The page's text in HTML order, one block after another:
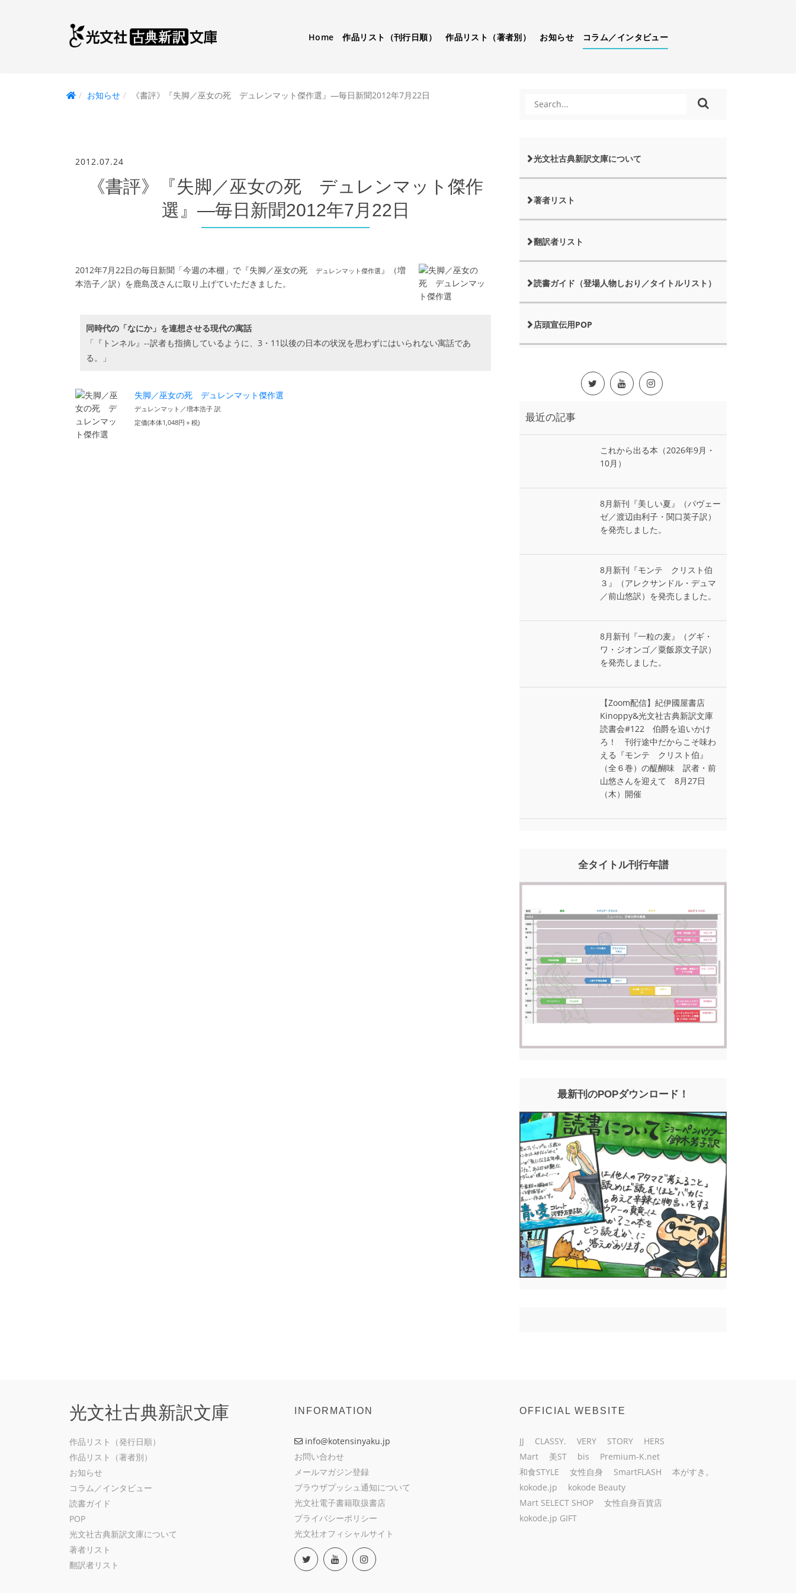
Home 作品リスト（刊行日順） 作品リスト（著者別） お知らせ コラム／インタビュー
お知らせ 《書評》『失脚／巫女の死 デュレンマット傑作選』―毎日新聞2012年7月22日
2012.07.24
《書評》『失脚／巫女の死 デュレンマット傑作
選』―毎日新聞2012年7月22日
2012年7月22日の毎日新聞「今週の本棚」で『失脚／巫女の死 デュレンマット傑作選 』（増
本浩子／訳）を鹿島茂さんに取り上げていただきました。
同時代の「なにか」を連想させる現代の寓話
「『トンネル』--訳者も指摘しているように、3・11以後の日本の状況を思わずにはいられない寓話であ
る。」
失脚／巫女の死 デュレンマット傑作選
デュレンマット／増本浩子 訳
定価(本体1,048円＋税)
光文社古典新訳文庫について
著者リスト
翻訳者リスト
読書ガイド（登場人物しおり／タイトルリスト）
店頭宣伝用POP
最近の記事
これから出る本（2026年9月・
10月）
8月新刊『美しい夏』（パヴェー
ゼ／渡辺由利子・関口英子訳）
を発売しました。
8月新刊『モンテ゠クリスト伯
３』（アレクサンドル・デュマ
／前山悠訳）を発売しました。
8月新刊『一粒の麦』（グギ・
ワ・ジオンゴ／粟飯原文子訳）
を発売しました。
【Zoom配信】紀伊國屋書店
Kinoppy&光文社古典新訳文庫
読書会#122 伯爵を追いかけ
ろ！ 刊行途中だからこそ味わ
える『モンテ゠クリスト伯』
（全６巻）の醍醐味 訳者・前
山悠さんを迎えて 8月27日
（木）開催
全タイトル刊行年譜
最新刊のPOPダウンロード！
光文社古典新訳文庫
作品リスト（発行日順）
作品リスト（著者別）
お知らせ
コラム／インタビュー
読書ガイド
POP
光文社古典新訳文庫について
著者リスト
翻訳者リスト
INFORMATION
info@kotensinyaku.jp
お問い合わせ
メールマガジン登録
ブラウザプッシュ通知について
光文社電子書籍取扱書店
プライバシーポリシー
光文社オフィシャルサイト
OFFICIAL WEBSITE
JJ CLASSY. VERY STORY
HERS
Mart
美ST bis
Premium-K.net
和食STYLE
女性自身 SmartFLASH
本がすき。
kokode.jp
kokode Beauty
Mart SELECT SHOP
女性自身百貨店
kokode.jp GIFT